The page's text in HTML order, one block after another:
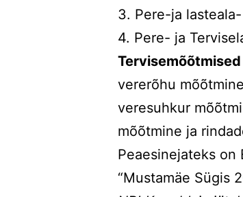
3. Pere-ja
4. Pere- ja
vererõhu
veresuhkur
mõõtmine ja
Peaesinejateks on
“Mustamäe Sügis